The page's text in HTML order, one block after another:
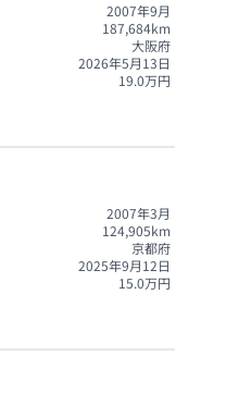
2007年9月
187,684km
大阪府
2026年5月13日
19.0万円
2007年3月
124,905km
京都府
2025年9月12日
15.0万円